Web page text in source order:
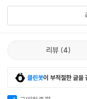
어찌 이렇게 다 기억하고 있
특히, ‘달극장’이라는 독립
판)하며 이어진 인연은 이
이자 진정한 벗이 되었다.
함께하고 싶어 심화반을 만
리뷰 4
클린봇이 부적절한 글을